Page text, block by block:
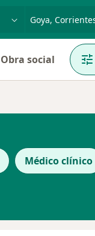
Obra social
Médico clínico